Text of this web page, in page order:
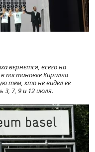
вернется, всего на
постановке Кирилла
тем, кто не видел ее
7, 9 и 12 июля.